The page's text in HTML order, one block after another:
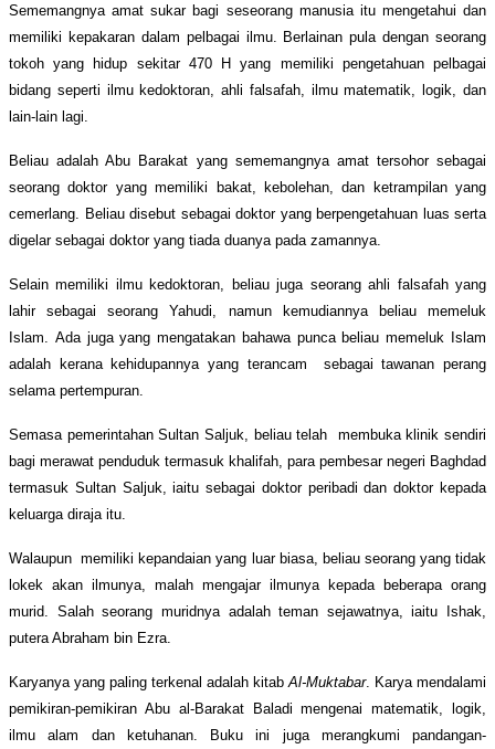
Sememangnya amat sukar bagi seseorang manusia itu mengetahui dan
memiliki kepakaran dalam pelbagai ilmu. Berlainan pula dengan seorang
tokoh yang hidup sekitar 470 H yang memiliki pengetahuan pelbagai
bidang seperti ilmu kedoktoran, ahli falsafah, ilmu matematik, logik, dan
lain-lain lagi.
Beliau adalah Abu Barakat yang sememangnya amat tersohor sebagai
seorang doktor yang memiliki bakat, kebolehan, dan ketrampilan yang
cemerlang. Beliau disebut sebagai doktor yang berpengetahuan luas serta
digelar sebagai doktor yang tiada duanya pada zamannya.
Selain memiliki ilmu kedoktoran, beliau juga seorang ahli falsafah yang
lahir sebagai seorang Yahudi, namun kemudiannya beliau memeluk
Islam. Ada juga yang mengatakan bahawa punca beliau memeluk Islam
adalah kerana kehidupannya yang terancam
sebagai tawanan perang
selama pertempuran.
Semasa pemerintahan Sultan Saljuk, beliau telah
membuka klinik sendiri
bagi merawat penduduk termasuk khalifah, para pembesar negeri Baghdad
termasuk Sultan Saljuk, iaitu sebagai doktor peribadi dan doktor kepada
keluarga diraja itu.
Walaupun memiliki kepandaian yang luar biasa, beliau seorang yang tidak
lokek akan ilmunya, malah mengajar ilmunya kepada beberapa orang
murid. Salah seorang muridnya adalah teman sejawatnya, iaitu Ishak,
putera Abraham bin Ezra.
Karyanya yang paling terkenal adalah kitab Al-Muktabar. Karya mendalami
pemikiran-pemikiran Abu al-Barakat Baladi mengenai matematik, logik,
ilmu alam dan ketuhanan.
Buku ini juga merangkumi pandangan-